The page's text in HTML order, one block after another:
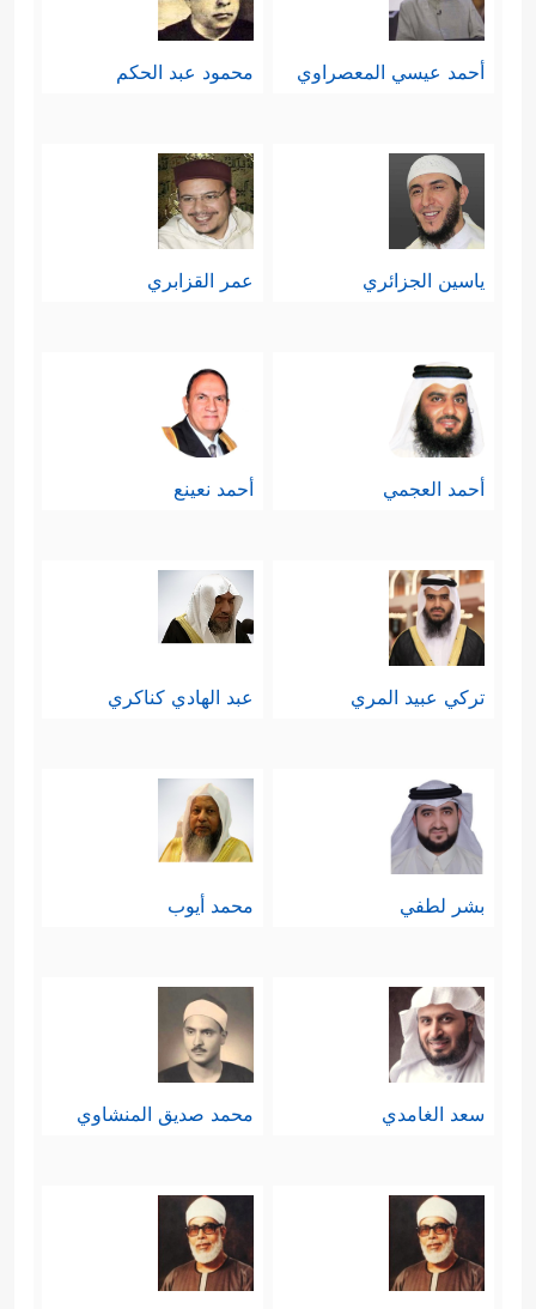
أحمد عيسي المعصراوي محمود عبد الحكم
ياسين الجزائري عمر القزابري
أحمد العجمي أحمد نعينع
تركي عبيد المري عبد الهادي كناكري
بشر لطفي محمد أيوب
سعد الغامدي محمد صديق المنشاوي